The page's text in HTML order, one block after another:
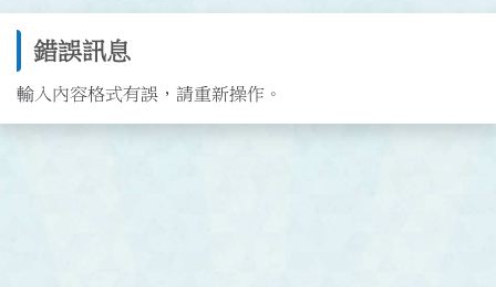
錯誤訊息
輸入內容格式有誤，請重新操作。